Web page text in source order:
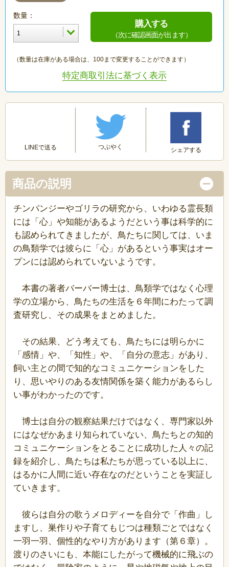
数量：
購入する
（次に確認画面が出ます）
（数量は在庫がある場合は、100まで変更することができます）
特定商取引法に基づく表示
LINEで送る つぶやく シェアする
商品の説明
チンパンジーやゴリラの研究から、いわゆる霊長類
には「心」や知能があるようだという事は科学的に
も認められてきましたが、鳥たちに関しては、いま
の鳥類学では彼らに「心」があるという事実はオー
プンには認められていないようです。
本書の著者バーバー博士は、鳥類学ではなく心理
学の立場から、鳥たちの生活を６年間にわたって調
査研究し、その成果をまとめました。
その結果、どう考えても、鳥たちには明らかに
「感情」や、「知性」や、「自分の意志」があり、
飼い主との間で知的なコミュニケーションをした
り、思いやりのある友情関係を築く能力があるらし
い事がわかったのです。
博士は自分の観察結果だけではなく、専門家以外
にはなぜかあまり知られていない、鳥たちとの知的
コミュニケーションをとることに成功した人々の記
録を紹介し、鳥たちは私たちが思っている以上に、
はるかに人間に近い存在なのだということを実証し
ていきます。
彼らは自分の歌うメロディーを自分で「作曲」し
ますし、巣作りや子育てもじつは種類ごとではなく
一羽一羽、個性的なやり方があります（第６章）。
渡りのさいにも、本能にしたがって機械的に飛ぶの